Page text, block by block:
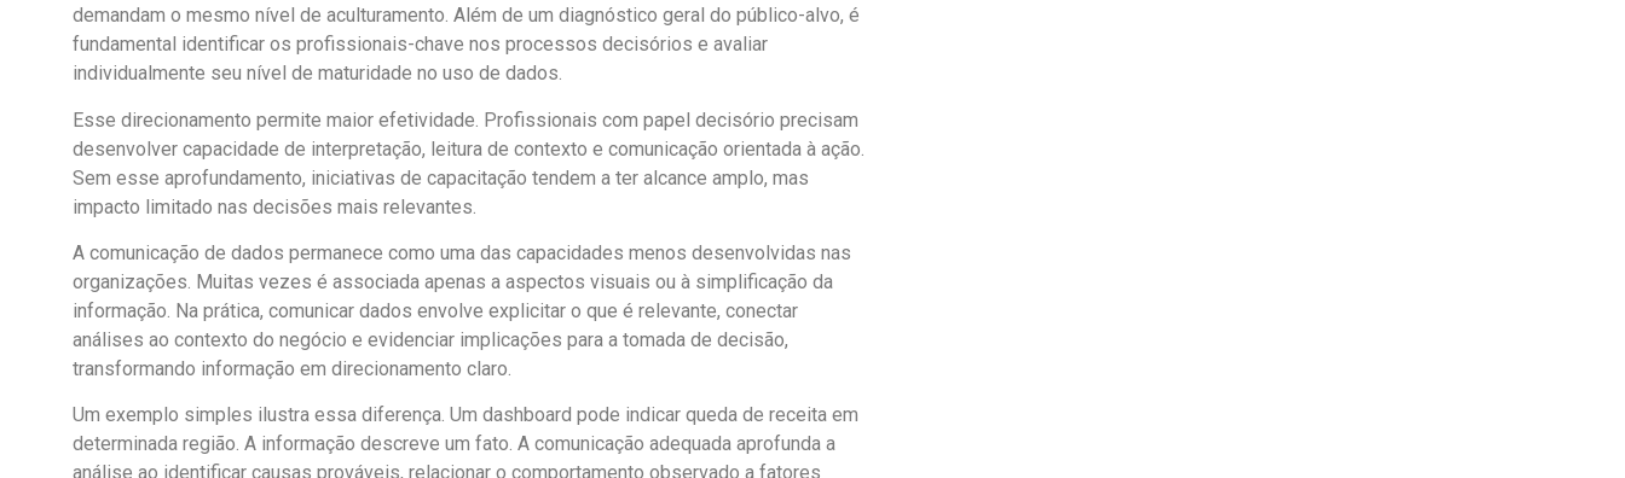
demandam o mesmo nível de aculturamento. Além de um diagnóstico geral do público-alvo, é
fundamental identificar os profissionais-chave nos processos decisórios e avaliar
individualmente seu nível de maturidade no uso de dados.
Esse direcionamento permite maior efetividade. Profissionais com papel decisório precisam
desenvolver capacidade de interpretação, leitura de contexto e comunicação orientada à ação.
Sem esse aprofundamento, iniciativas de capacitação tendem a ter alcance amplo, mas
impacto limitado nas decisões mais relevantes.
A comunicação de dados permanece como uma das capacidades menos desenvolvidas nas
organizações. Muitas vezes é associada apenas a aspectos visuais ou à simplificação da
informação. Na prática, comunicar dados envolve explicitar o que é relevante, conectar
análises ao contexto do negócio e evidenciar implicações para a tomada de decisão,
transformando informação em direcionamento claro.
Um exemplo simples ilustra essa diferença. Um dashboard pode indicar queda de receita em
determinada região. A informação descreve um fato. A comunicação adequada aprofunda a
análise ao identificar causas prováveis, relacionar o comportamento observado a fatores